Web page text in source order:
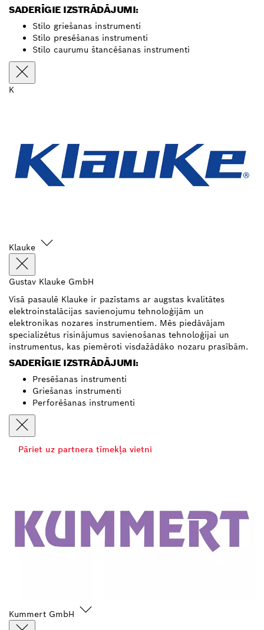
SADERĪGIE IZSTRĀDĀJUMI:
Stilo griešanas instrumenti
Stilo presēšanas instrumenti
Stilo caurumu štancēšanas instrumenti
K
Klauke
Gustav Klauke GmbH
Visā pasaulē Klauke ir pazīstams ar augstas kvalitātes
elektroinstalācijas savienojumu tehnoloģijām un
elektronikas nozares instrumentiem. Mēs piedāvājam
specializētus risinājumus savienošanas tehnoloģijai un
instrumentus, kas piemēroti visdažādāko nozaru prasībām.
SADERĪGIE IZSTRĀDĀJUMI:
Presēšanas instrumenti
Griešanas instrumenti
Perforēšanas instrumenti
Pāriet uz partnera tīmekļa vietni
Kummert GmbH